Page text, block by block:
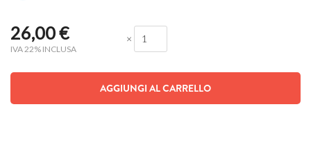
26,00€
IVA 22% INCLUSA
×
AGGIUNGI AL CARRELLO